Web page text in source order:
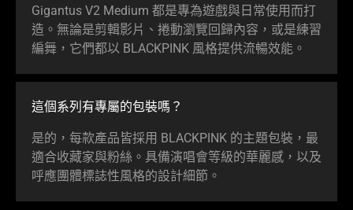
Gigantus V2 Medium 都是專為遊戲與日常使用而打
造。無論是剪輯影片、捲動瀏覽回歸內容，或是練習
編舞，它們都以 BLACKPINK 風格提供流暢效能 。
這個系列有專屬的包裝嗎 ？
是的，每款產品皆採用 BLACKPINK 的主題包裝，最
適合收藏家與粉絲。具備演唱會等級的華麗感，以及
呼應團體標誌性風格的設計細節 。